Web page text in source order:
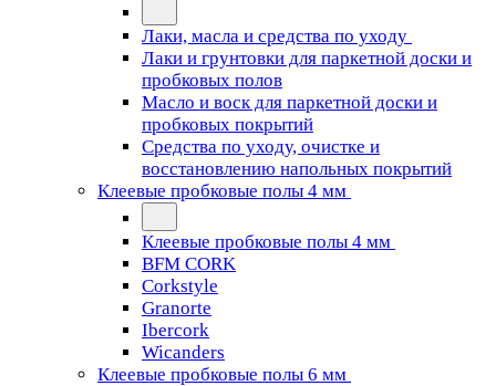
Лаки, масла и средства по уходу
Лаки и грунтовки для паркетной доски и
пробковых полов
Масло и воск для паркетной доски и
пробковых покрытий
Средства по уходу, очистке и
восстановлению напольных покрытий
Клеевые пробковые полы 4 мм
Клеевые пробковые полы 4 мм
BFM CORK
Corkstyle
Granorte
Ibercork
Wicanders
Клеевые пробковые полы 6 мм